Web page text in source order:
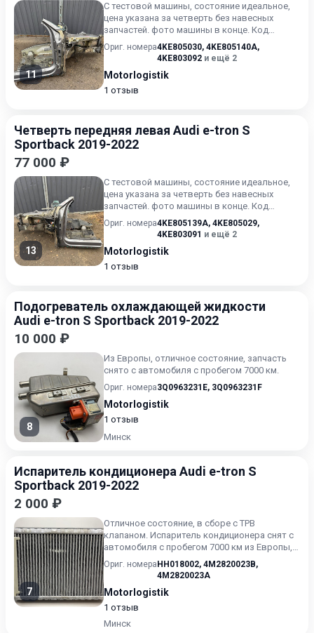
11
С тестовой машины, состояние идеальное,
цена указана за четверть без навесных
запчастей. фото машины в конце. Код
краски 2L / Z7F серый мета...
Ориг. номера4KE805030, 4KE805140A,
4KE803092 и ещё 2
Motorlogistik
1 отзыв
Четверть передняя левая Audi e-tron S
Sportback 2019-2022
77 000 ₽
13
С тестовой машины, состояние идеальное,
цена указана за четверть без навесных
запчастей. фото машины в конце. Код
краски 2L / Z7F серый мета...
Ориг. номера4KE805139A, 4KE805029,
4KE803091 и ещё 2
Motorlogistik
1 отзыв
Подогреватель охлаждающей жидкости
Audi e-tron S Sportback 2019-2022
10 000 ₽
8
Из Европы, отличное состояние, запчасть
снято с автомобиля с пробегом 7000 км.
Ориг. номера3Q0963231E, 3Q0963231F
Motorlogistik
1 отзыв
Минск
Испаритель кондиционера Audi e-tron S
Sportback 2019-2022
2 000 ₽
7
Отличное состояние, в сборе с ТРВ
клапаном. Испаритель кондиционера снят с
автомобиля с пробегом 7000 км из Европы,
гарантия на установку и...
Ориг. номера HH018002, 4M2820023B,
4M2820023A
Motorlogistik
1 отзыв
Минск